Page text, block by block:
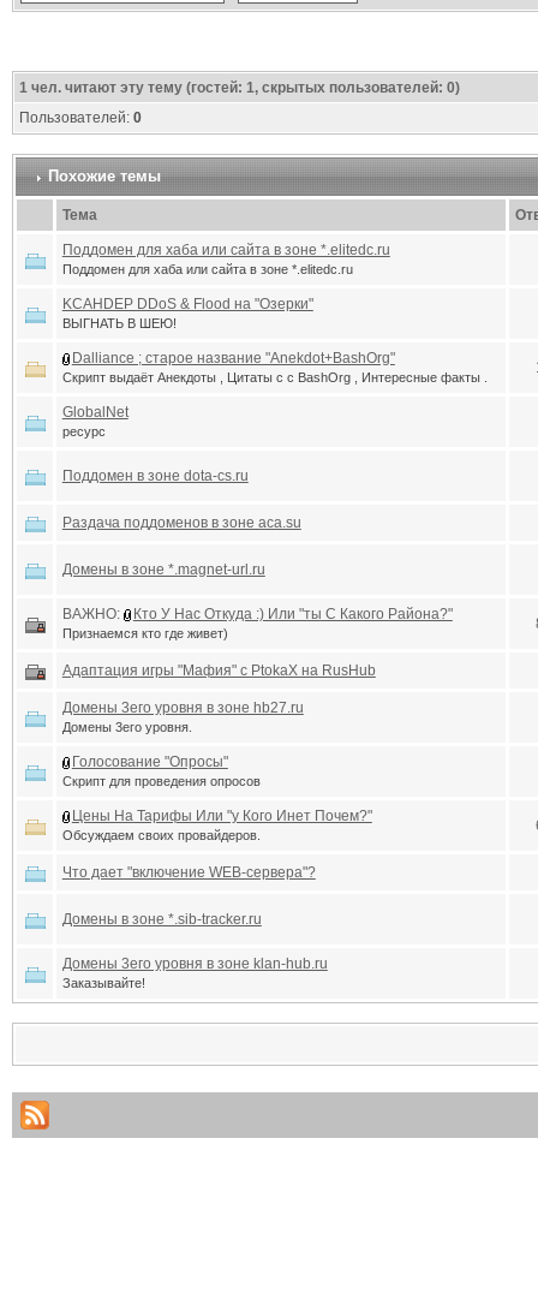
1чел. читают эту тему (гостей: 1, скрытых пользователей: 0)
Пользователей: 0
Похожие темы
Тема
Поддомен для хаба или сайта в зоне *.elitedc.ru
Поддомен для хаба или сайта в зоне *.elitedc.ru
KCAHDEP DDoS & Flood на "Озерки"
ВЫГНАТЬ В ШЕЮ!
Dalliance ; старое название "Anekdot+BashOrg"
Скрипт выдаёт Анекдоты , Цитаты с с BashOrg , Интересные факты .
GlobalNet
ресурс
Поддомен в зоне dota-cs.ru
Раздача поддоменов в зоне aca.su
Домены в зоне *.magnet-url.ru
ВАЖНО: Кто У Нас Откуда :) Или "ты С Какого Района?"
Признаемся кто где живет)
Адаптация игры "Мафия" с PtokaX на RusHub
Домены 3его уровня в зоне hb27.ru
Домены 3его уровня.
Голосование "Опросы"
Скрипт для проведения опросов
Цены На Тарифы Или "у Кого Инет Почем?"
Обсуждаем своих провайдеров.
Что дает "включение WEB-сервера"?
Домены в зоне *.sib-tracker.ru
Домены 3его уровня в зоне klan-hub.ru
Заказывайте!